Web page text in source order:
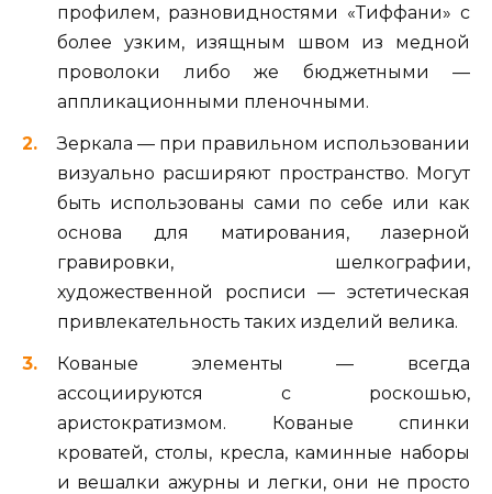
профилем, разновидностями «Тиффани» с
более узким, изящным швом из медной
проволоки либо же бюджетными —
аппликационными пленочными.
Зеркала — при правильном использовании
визуально расширяют пространство. Могут
быть использованы сами по себе или как
основа для матирования, лазерной
гравировки, шелкографии,
художественной росписи — эстетическая
привлекательность таких изделий велика.
Кованые элементы — всегда
ассоциируются с роскошью,
аристократизмом. Кованые спинки
кроватей, столы, кресла, каминные наборы
и вешалки ажурны и легки, они не просто